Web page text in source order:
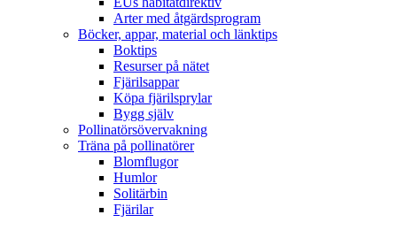
Arter med åtgärdsprogram
Böcker, appar, material och länktips
Boktips
Resurser på nätet
Fjärilsappar
Köpa fjärilsprylar
Bygg själv
Pollinatörsövervakning
Träna på pollinatörer
Blomflugor
Humlor
Solitärbin
Fjärilar